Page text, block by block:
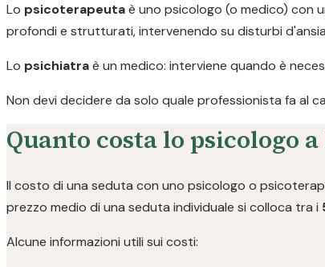
Lo psicoterapeutaè uno psicologo (o medico) con
profondi e strutturati, intervenendo su disturbi
Lo psichiatraè un medico: interviene quando è
Non devi decidere da solo quale professionista fa al
Quanto costa lo psicologo
Il costo di una seduta con uno psicologo o
prezzo medio di una seduta individuale si colloca tra i
Alcune informazioni utili sui costi: